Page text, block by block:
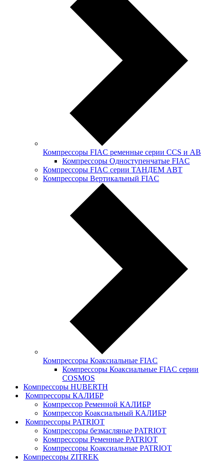
Компрессоры FIAC ременные серии CCS и АB
Компрессоры Одноступенчатые FIAC
Компрессоры FIAC серии ТАНДЕМ АВТ
Компрессоры Вертикальный FIAC
Компрессоры Коаксиальные FIAC
Компрессоры Коаксиальные FIAC серии
COSMOS
Компрессоры HUBERTH
Компрессоры КАЛИБР
Компрессор Ременной КАЛИБР
Компрессор Коаксиальный КАЛИБР
Компрессоры PATRIOT
Компрессоры безмасляные PATRIOT
Компрессоры Ременные PATRIOT
Компрессоры Коаксиальные PATRIOT
Компрессоры ZITREK